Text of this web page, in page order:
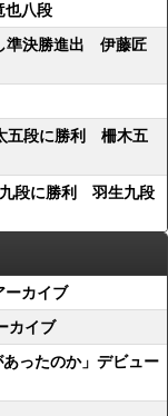
也八段
準決勝進出 伊藤匠
五段に勝利 柵木五
九段に勝利 羽生九段
ーカイブ
カイブ
ったのか」デビュー